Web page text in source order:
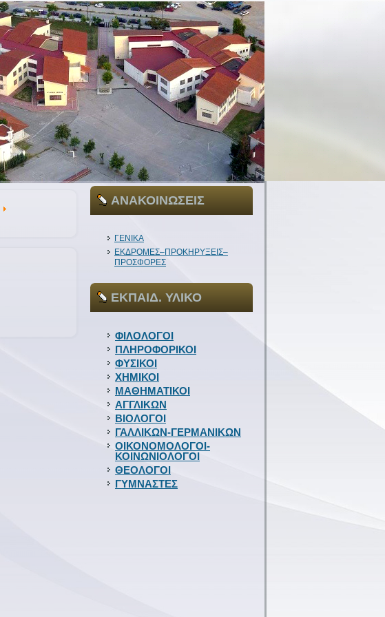
ΑΝΑΚΟΙΝΩΣΕΙΣ
ΓΕΝΙΚΑ
ΕΚΔΡΟΜΕΣ–ΠΡΟΚΗΡΥΞΕΙΣ–
ΠΡΟΣΦΟΡΕΣ
ΕΚΠΑΙΔ. ΥΛΙΚΟ
ΦΙΛΟΛΟΓΟΙ
ΠΛΗΡΟΦΟΡΙΚΟΙ
ΦΥΣΙΚΟΙ
ΧΗΜΙΚΟΙ
ΜΑΘΗΜΑΤΙΚΟΙ
ΑΓΓΛΙΚΩΝ
ΒΙΟΛΟΓΟΙ
ΓΑΛΛΙΚΩΝ-ΓΕΡΜΑΝΙΚΩΝ
ΟΙΚΟΝΟΜΟΛΟΓΟΙ-
ΚΟΙΝΩΝΙΟΛΟΓΟΙ
ΘΕΟΛΟΓΟΙ
ΓΥΜΝΑΣΤΕΣ